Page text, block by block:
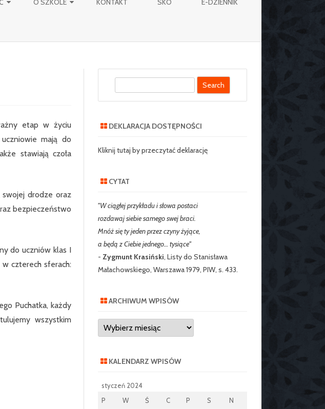
PODSTAWOWEJ NR 2 W
ODDZIAŁ PRZEDSZKOLNY
KLASA 1
KLASA 3
KLASA 6
KLASA 8
O SZKOLE
100-LECIE SZKOŁY
KONTAKT SKO E-DZIENNIK
etap w życiu
mają do
stawiają czoła
drodze oraz
bezpieczeństwo
do uczniów klas I
czterech sferach:
Puchatka, każdy
wszystkim
DEKLARACJA DOSTĘPNOŚCI
Kliknij tutaj by przeczytać deklarację
CYTAT
"W ciągłej przykładu i słowa postaci
rozdawaj siebie samego swej braci.
Mnóż się ty jeden przez czyny żyjące,
a będą z Ciebie jednego… tysiące"
- Zygmunt Krasiński, Listy do Stanisława
Małachowskiego, Warszawa 1979, PIW, s. 433.
ARCHIWUM WPISÓW
Archiwum
wpisów
KALENDARZ WPISÓW
styczeń 2024
P
W Ś C P S
N